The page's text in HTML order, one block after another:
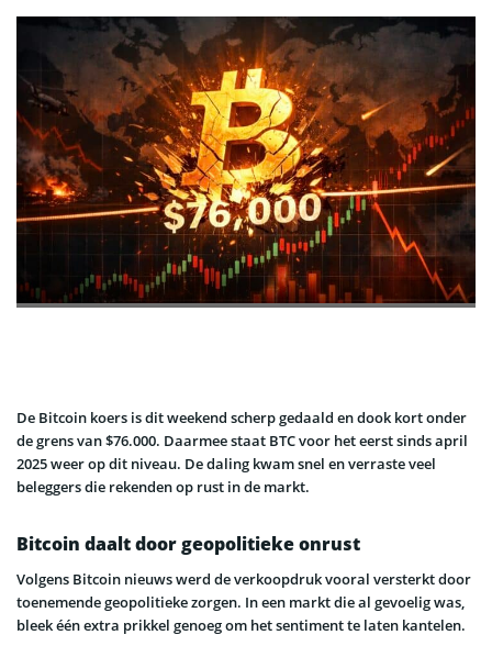
De Bitcoin koers is dit weekend scherp gedaald en dook kort onder
de grens van $76.000. Daarmee staat BTC voor het eerst sinds april
2025 weer op dit niveau. De daling kwam snel en verraste veel
beleggers die rekenden op rust in de markt.
Bitcoin daalt door geopolitieke onrust
Volgens Bitcoin nieuws werd de verkoopdruk vooral versterkt door
toenemende geopolitieke zorgen. In een markt die al gevoelig was,
bleek één extra prikkel genoeg om het sentiment te laten kantelen.